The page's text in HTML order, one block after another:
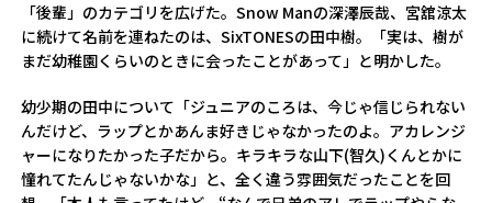
「後輩」のカテゴリを広げた。Snow Manの深澤辰哉、宮舘涼太
に続けて名前を連ねたのは、SixTONESの田中樹。「実は、樹が
まだ幼稚園くらいのときに会ったことがあって」と明かした。
幼少期の田中について「ジュニアのころは、今じゃ信じられない
んだけど、ラップとかあんま好きじゃなかったのよ。アカレンジ
ャーになりたかった子だから。キラキラな山下(智久)くんとかに
憧れてたんじゃないかな」と、全く違う雰囲気だったことを回